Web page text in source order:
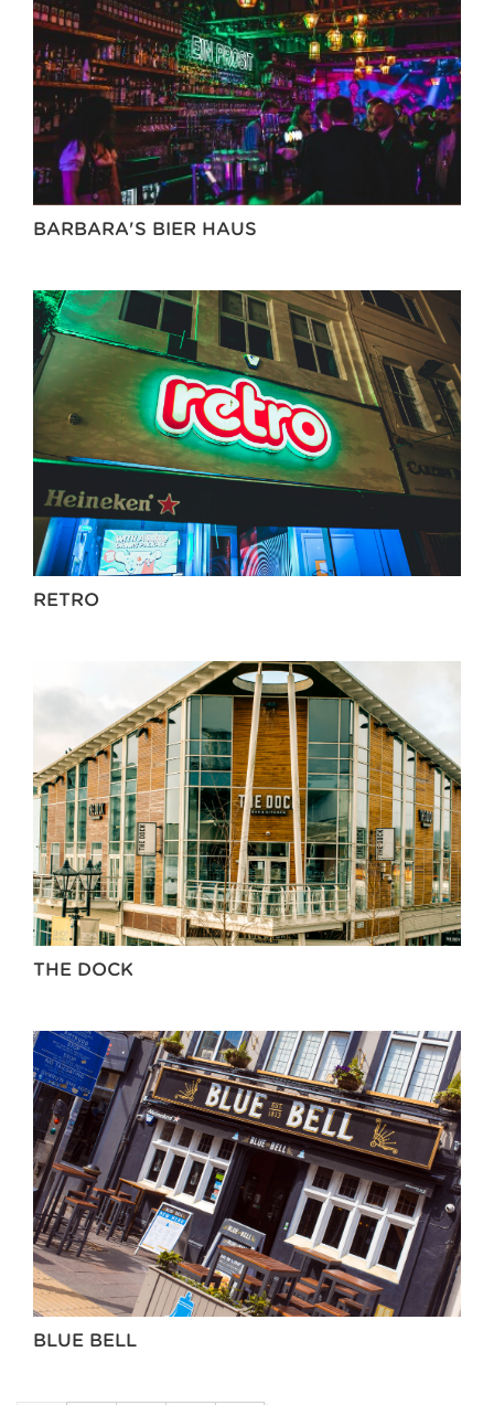
BARBARA'S BIER HAUS
RETRO
THE DOCK
BLUE BELL